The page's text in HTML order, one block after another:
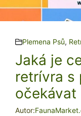
Plemena Psů,
Jaká je
retrívra s
očekávat
Autor: